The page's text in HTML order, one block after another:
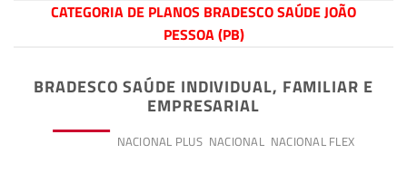
CATEGORIA DE PLANOS BRADESCO SAÚDE JOÃO
PESSOA (PB)
BRADESCO SAÚDE INDIVIDUAL, FAMILIAR E
EMPRESARIAL
NACIONAL PLUS NACIONAL NACIONAL FLEX